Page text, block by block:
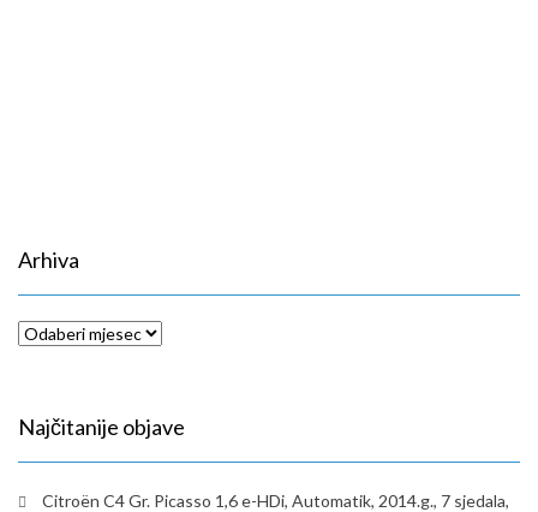
Arhiva
Arhiva
Najčitanije objave
Citroën C4 Gr. Picasso 1,6 e-HDi, Automatik, 2014.g., 7 sjedala,